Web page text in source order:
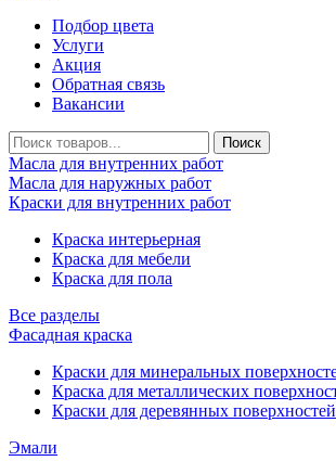
Подбор цвета
Услуги
Акция
Обратная связь
Вакансии
Масла для внутренних работ
Масла для наружных работ
Краски для внутренних работ
Краска интерьерная
Краска для мебели
Краска для пола
Все разделы
Фасадная краска
Краски для минеральных
Краска для металлических
Краски для деревянных поверхностей
Эмали